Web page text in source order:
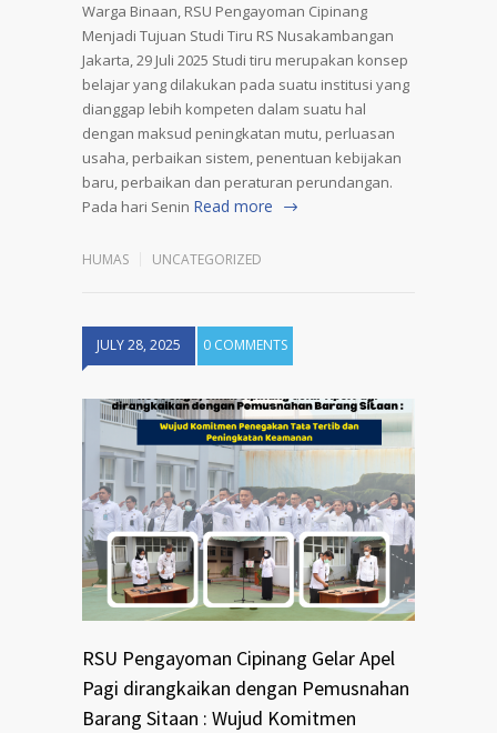
Warga Binaan, RSU Pengayoman Cipinang
Menjadi Tujuan Studi Tiru RS Nusakambangan
Jakarta, 29 Juli 2025 Studi tiru merupakan konsep
belajar yang dilakukan pada suatu institusi yang
dianggap lebih kompeten dalam suatu hal
dengan maksud peningkatan mutu, perluasan
usaha, perbaikan sistem, penentuan kebijakan
baru, perbaikan dan peraturan perundangan.
Pada hari Senin Read more
HUMAS UNCATEGORIZED
JULY 28, 2025 0 COMMENTS
RSU Pengayoman Cipinang Gelar Apel
Pagi dirangkaikan dengan Pemusnahan
Barang Sitaan : Wujud Komitmen